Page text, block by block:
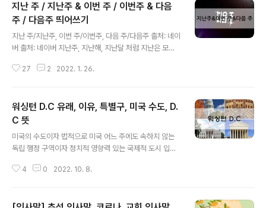
지난 주 / 지난주 & 이번 주 / 이번주 & 다음
주 / 다음주 띄어쓰기
지난 주/지난주, 이번 주/이번주, 다음 주/다음주 출처: 네이
버 출처: 네이버 지난주, 지난해, 지난달 처럼 지난은 모두
달, 다음 해 처럼 이번, 다음은 띄어서 표기한다. ▲위 그림
이버 띄어쓰기의 단위는 단어다. 문장의 각 단어는 띄어 씀
을 원칙으로 한다. (조사는 단어이지만 붙여씀) 지난주는
한 단어이고 이번 주는 두 단어라고 볼 수 있다. 이번, 다음
같은 경우는 명사다. 주 역시 명사. 명사가 명사를 수식하는
것은 아주 보편적으로 테니스 바구니, 책 가방 지난 주 같은
경우를 살펴보면 '지난'은 '지나다'가 관형..
27 2 2022. 1. 26.
워싱턴 D.C 유래, 이유, 특별구, 미국 수도, D.
C 뜻
미국의 수도이자 법적으로 미국 어느 주에도 속하지 않는
독립 행정 구역이자 정치적 영향력 있는 국제적 도시 입니
지니아주 사이에 위치하고 있는 특별구 입니다. 정식명칭
4 0 2022. 10. 8.